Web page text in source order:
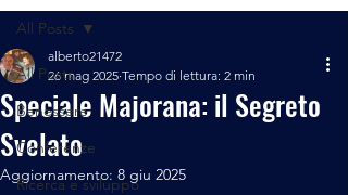
All Posts
Benessere
Conferenze
Ricerca e sviluppo
All Posts
Speciale Majorana: il Segreto
Svelato
alberto21472
26 mag 2025 Tempo di lettura: 2 min
Aggiornamento: 8 giu 2025